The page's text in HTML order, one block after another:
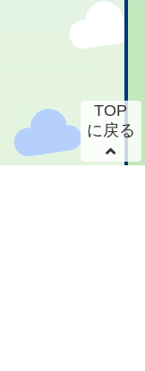
TOP
に戻る